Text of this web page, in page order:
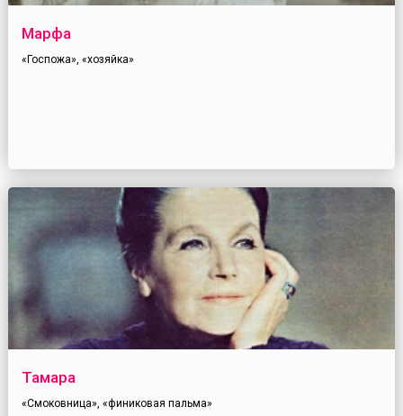
Марфа
«Госпожа», «хозяйка»
Тамара
«Смоковница», «финиковая пальма»